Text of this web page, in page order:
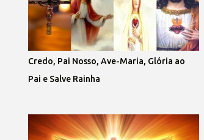
Credo, Pai Nosso, Ave-Maria, Glória ao
Pai e Salve Rainha